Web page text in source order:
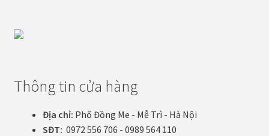
Thông tin cửa hàng
Địa chỉ: Phố Đồng Me - Mễ Trì - Hà Nội
SĐT: 0972 556 706 - 0989 564 110